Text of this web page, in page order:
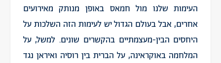
העימות שלנו מול חמאס באופן מנותק מאירועים
אחרים, אבל בעולם הגדול יש לעימות הזה השלכות על
היחסים הבין-מעצמתיים בהקשרים שונים. למשל, על
המלחמה באוקראינה, על הברית בין רוסיה ואיראן נגד